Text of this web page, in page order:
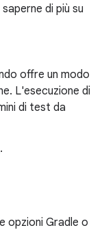
di più su
offre un modo
L'esecuzione di
di test da
.
opzioni Gradle o